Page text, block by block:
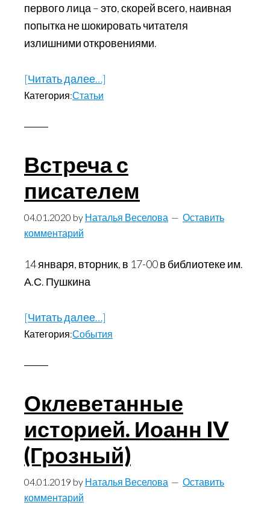
первого лица – это, скорей всего, наивная
попытка не шокировать читателя
излишними откровениями.
[Читать далее…]
за
Категория:Статьи
Встреча с
писателем
04.01.2020 by Наталья Веселова
Оставить
комментарий
14 января, вторник, в 17-00 в библиотеке им.
А.С. Пушкина
[Читать далее…]
Встреча
Категория:События
Оклеветанные
историей. Иоанн IV
(Грозный)
04.01.2019 by Наталья Веселова
Оставить
комментарий